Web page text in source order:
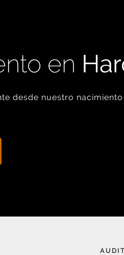
en
desde nuestro nacimiento